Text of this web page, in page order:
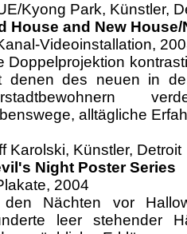
Kyong Park, Künstler,
House and New
Videoinstallation,
Doppelprojektion
denen des neuen in
alltägliche
Karolski, Künstler, Detroit
Night Poster Series
2004
Nächten vor
leer stehender